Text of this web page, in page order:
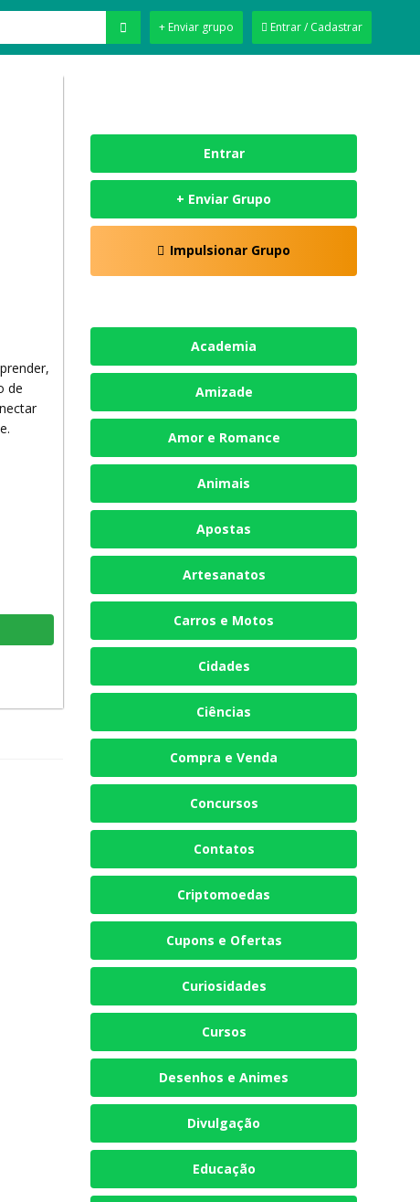
Entrar / Cadastrar
+ Enviar grupo
de
Entrar
+ Enviar Grupo
Impulsionar Grupo
Academia
Amizade
Amor e Romance
Animais
Apostas
Artesanatos
Carros e Motos
Cidades
Ciências
Compra e Venda
Concursos
Contatos
Criptomoedas
Cupons e Ofertas
Curiosidades
Cursos
Desenhos e Animes
Divulgação
Educação